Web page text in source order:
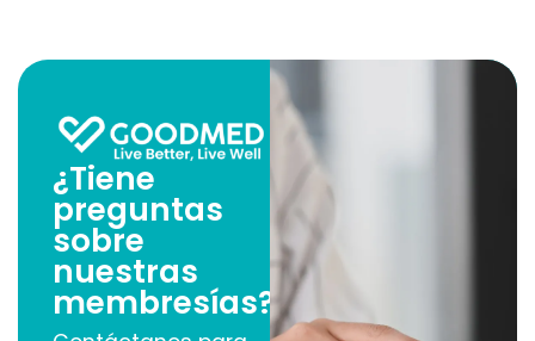
¿Tiene
preguntas
sobre
nuestras
membresías?